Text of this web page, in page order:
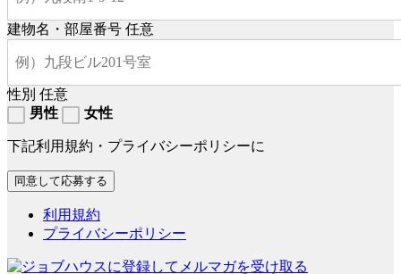
建物名・部屋番号 任意
性別 任意
男性
女性
下記利用規約・プライバシーポリシーに
利用規約
プライバシーポリシー